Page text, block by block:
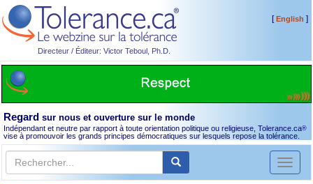
Directeur / Éditeur: Victor Teboul, Ph.D.
[English ]
Regard sur nous et ouverture sur le monde
Indépendant et neutre par rapport à toute orientation politique ou religieuse, Tolerance.ca®
vise à promouvoir les grands principes démocratiques sur lesquels repose la tolérance.
Toggle